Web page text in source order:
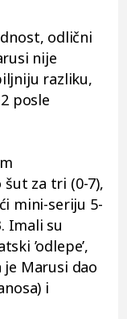
odlični
nije
razliku,
posle
za tri (0-7),
mini-seriju 5-
Imali su
’odlepe’,
Marusi dao
i